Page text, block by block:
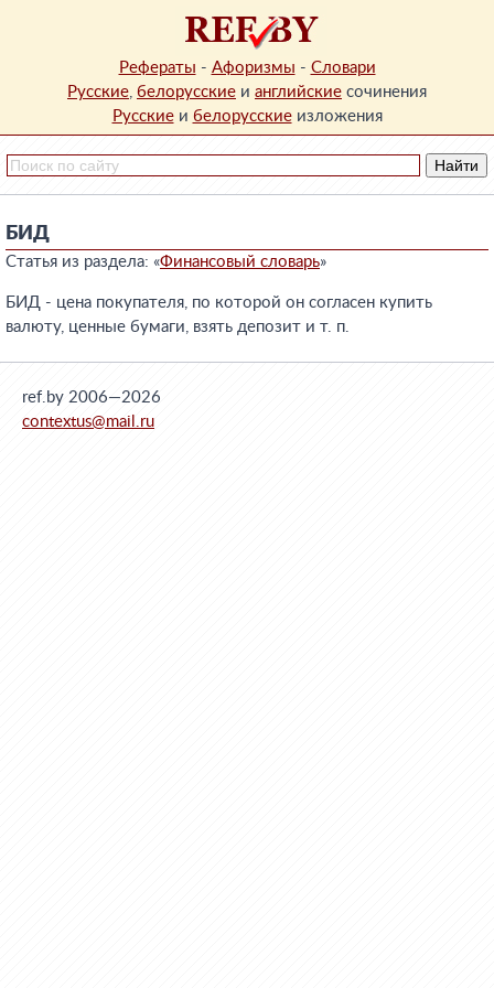
Рефераты - Афоризмы - Словари
Русские, белорусские и английские сочинения
Русскиеи белорусскиеизложения
БИД
Статья из раздела: «Финансовый словарь»
БИД - цена покупателя, по которой он согласен купить
валюту, ценные бумаги, взять депозит и т. п.
ref.by 2006—2026
contextus@mail.ru